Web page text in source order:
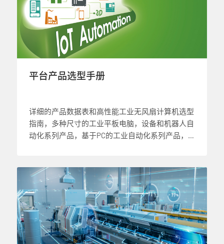
平台产品选型手册
详细的产品数据表和高性能工业无风扇计算机选型
指南，多种尺寸的工业平板电脑，设备和机器人自
动化系列产品，基于PC的工业自动化系列产品，